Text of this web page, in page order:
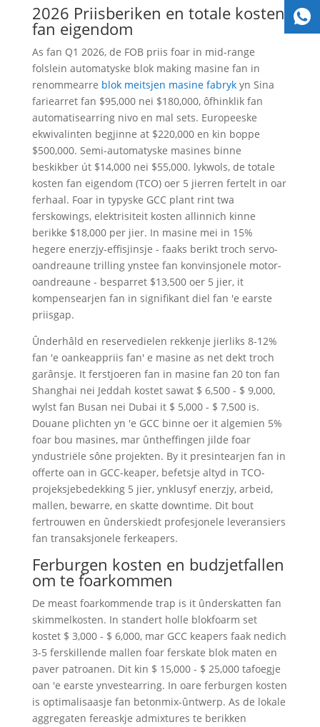
2026 Priisberiken en totale kosten
fan eigendom
As fan Q1 2026, de FOB priis foar in mid-range
folslein automatyske blok making masine fan in
renommearre blok meitsjen masine fabryk yn Sina
fariearret fan $95,000 nei $180,000, ôfhinklik fan
automatisearring nivo en mal sets. Europeeske
ekwivalinten begjinne at $220,000 en kin boppe
$500,000. Semi-automatyske masines binne
beskikber út $14,000 nei $55,000. lykwols, de totale
kosten fan eigendom (TCO) oer 5 jierren fertelt in oar
ferhaal. Foar in typyske GCC plant rint twa
ferskowings, elektrisiteit kosten allinnich kinne
berikke $18,000 per jier. In masine mei in 15%
hegere enerzjy-effisjinsje - faaks berikt troch servo-
oandreaune trilling ynstee fan konvinsjonele motor-
oandreaune - besparret $13,500 oer 5 jier, it
kompensearjen fan in signifikant diel fan 'e earste
priisgap.
Ûnderhâld en reservedielen rekkenje jierliks ​​8-12%
fan 'e oankeappriis fan' e masine as net dekt troch
garânsje. It ferstjoeren fan in masine fan 20 ton fan
Shanghai nei Jeddah kostet sawat $ 6,500 - $ 9,000,
wylst fan Busan nei Dubai it $ 5,000 - $ 7,500 is.
Douane plichten yn 'e GCC binne oer it algemien 5%
foar bou masines, mar ûntheffingen jilde foar
yndustriële sône projekten. By it presintearjen fan in
offerte oan in GCC-keaper, befetsje altyd in TCO-
projeksjebedekking 5 jier, ynklusyf enerzjy, arbeid,
mallen, bewarre, en skatte downtime. Dit bout
fertrouwen en ûnderskiedt profesjonele leveransiers
fan transaksjonele ferkeapers.
Ferburgen kosten en budzjetfallen
om te foarkommen
De meast foarkommende trap is it ûnderskatten fan
skimmelkosten. In standert holle blokfoarm set
kostet $ 3,000 - $ 6,000, mar GCC keapers faak nedich
3-5 ferskillende mallen foar ferskate blok maten en
paver patroanen. Dit kin $ 15,000 - $ 25,000 tafoegje
oan 'e earste ynvestearring. In oare ferburgen kosten
is optimalisaasje fan betonmix-ûntwerp. As de lokale
aggregaten fereaskje admixtures te berikken